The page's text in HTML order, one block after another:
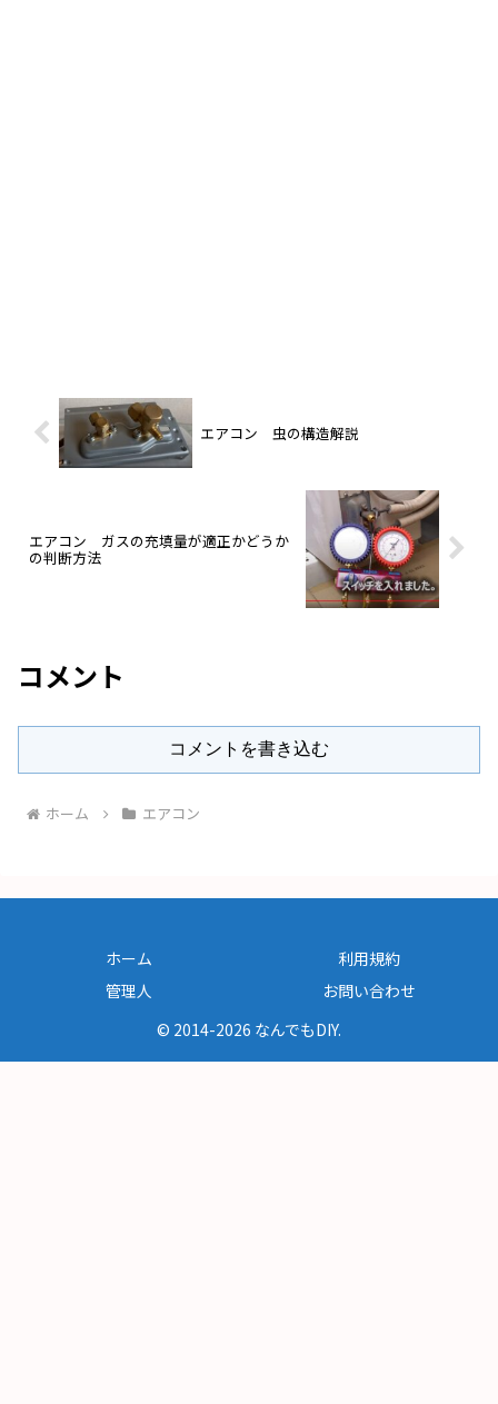
エアコン 虫の構造解説
エアコン ガスの充填量が適正かどうか
の判断方法
コメント
コメントを書き込む
ホーム エアコン
ホーム
利用規約
管理人
お問い合わせ
© 2014-2026 なんでもDIY.